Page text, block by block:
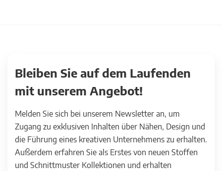
Bleiben Sie auf dem Laufenden
mit unserem Angebot!
Melden Sie sich bei unserem Newsletter an, um
Zugang zu exklusiven Inhalten über Nähen, Design und
die Führung eines kreativen Unternehmens zu erhalten.
Außerdem erfahren Sie als Erstes von neuen Stoffen
und Schnittmuster Kollektionen und erhalten